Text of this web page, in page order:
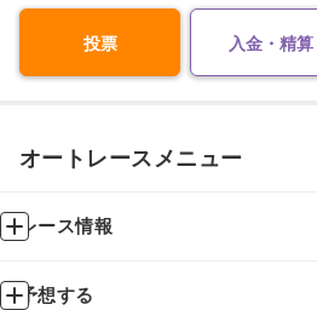
投票 入金・精算
オートレースメニュー
レース情報
予想する